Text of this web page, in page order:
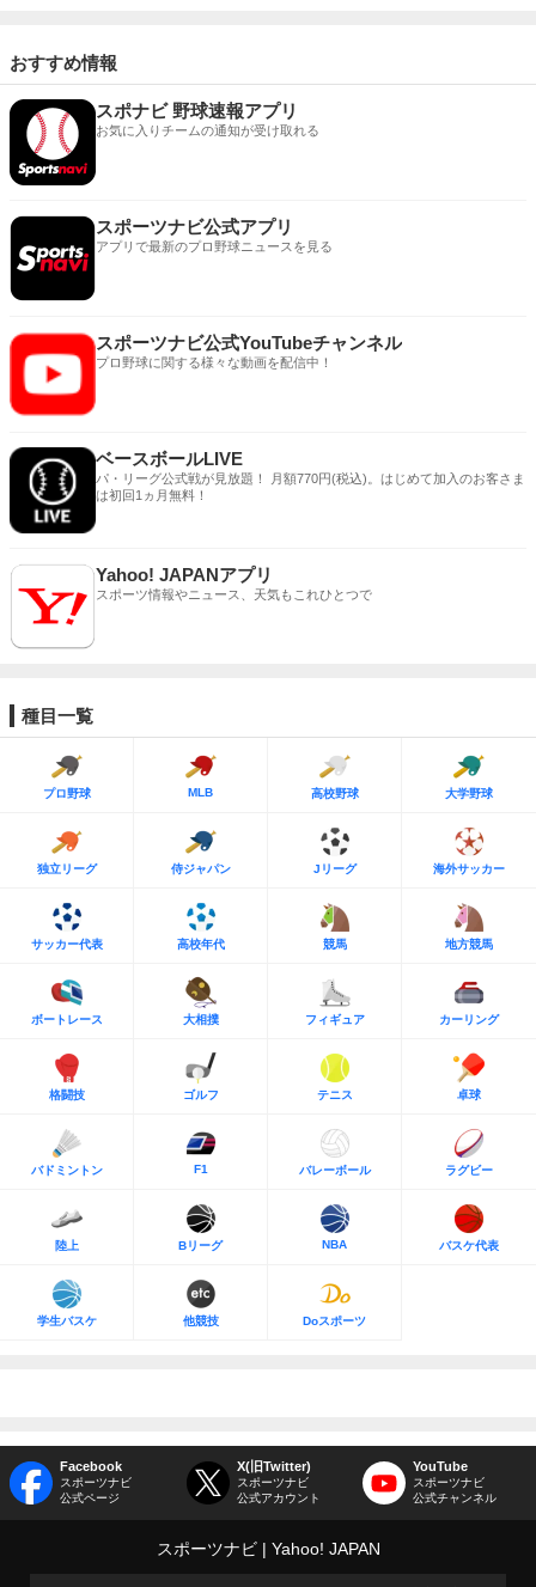
おすすめ情報
スポナビ 野球速報アプリ
お気に入りチームの通知が受け取れる
スポーツナビ公式アプリ
アプリで最新のプロ野球ニュースを見る
スポーツナビ公式YouTubeチャンネル
プロ野球に関する様々な動画を配信中！
ベースボールLIVE
パ・リーグ公式戦が見放題！ 月額770円(税込)。はじめて加入のお客さま
は初回1ヵ月無料！
Yahoo! JAPANアプリ
スポーツ情報やニュース、天気もこれひとつで
種目一覧
プロ野球 MLB 高校野球 大学野球
独立リーグ 侍ジャパン Jリーグ 海外サッカー
サッカー代表 高校年代 競馬 地方競馬
ボートレース 大相撲 フィギュア カーリング
格闘技 ゴルフ テニス 卓球
バドミントン F1 バレーボール ラグビー
陸上 Bリーグ NBA バスケ代表
学生バスケ 他競技 Doスポーツ
Facebook
スポーツナビ
公式ページ
X(旧Twitter)
スポーツナビ
公式アカウント
YouTube
スポーツナビ
公式チャンネル
スポーツナビ Yahoo! JAPAN